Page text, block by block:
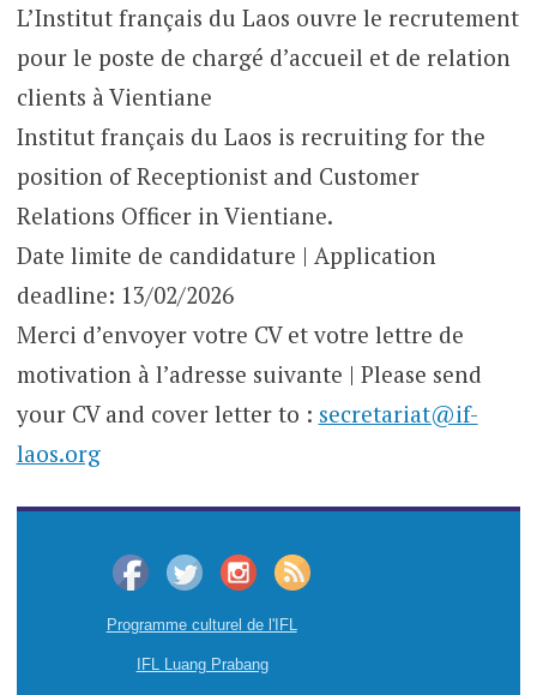
L’Institut français du Laos ouvre le recrutement
pour le poste de chargé d’accueil et de relation
clients à Vientiane
Institut français du Laos is recruiting for the
position of Receptionist and Customer
Relations Officer in Vientiane.
Date limite de candidature | Application
deadline: 13/02/2026
Merci d’envoyer votre CV et votre lettre de
motivation à l’adresse suivante | Please send
your CV and cover letter to : secretariat@if-
laos.org
Programme culturel de l'IFL
IFL Luang Prabang